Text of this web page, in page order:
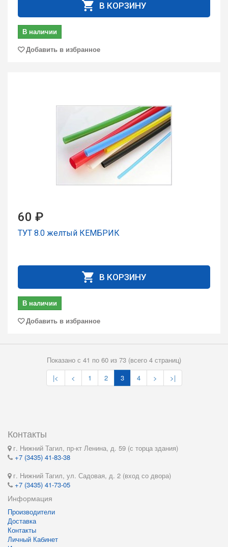
В КОРЗИНУ
В наличии
Добавить в избранное
60 ₽
ТУТ 8.0 желтый КЕМБРИК
В КОРЗИНУ
В наличии
Добавить в избранное
Показано с 41 по 60 из 73 (всего 4 страниц)
|<
< 1 2 3 4 > >|
Контакты
г. Нижний Тагил, пр-кт Ленина, д. 59 (с торца здания)
+7 (3435) 41-83-38
г. Нижний Тагил, ул. Садовая, д. 2 (вход со двора)
+7 (3435) 41-73-05
Информация
Производители
Доставка
Контакты
Личный Кабинет